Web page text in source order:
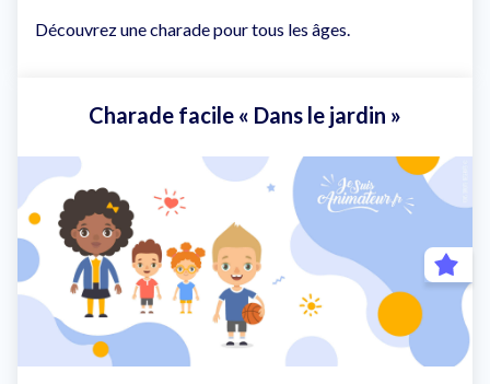
Découvrez une charade pour tous les âges.
Charade facile « Dans le jardin »